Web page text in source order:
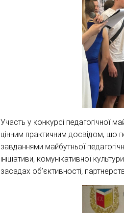
Участь у конкурсі педагогічної
цінним практичним досвідом, що
завданнями майбутньої
ініціативи, комунікативної
засадах об’єктивності,